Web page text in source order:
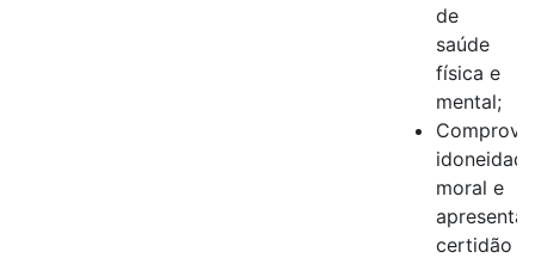
de
saúde
física e
mental;
idoneidade
moral e
apresentar
certidão